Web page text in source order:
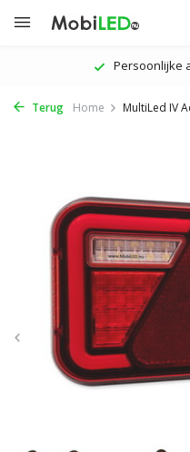
De nieuwste
Terug Home MultiLed IV